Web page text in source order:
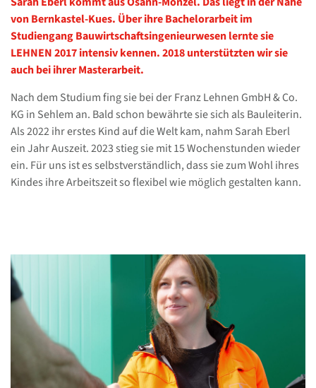
von Bernkastel-Kues. Über ihre Bachelorarbeit im
Studiengang Bauwirtschaftsingenieurwesen lernte sie
LEHNEN 2017 intensiv kennen. 2018 unterstützten wir sie
auch bei ihrer Masterarbeit.
Nach dem Studium fing sie bei der Franz Lehnen GmbH & Co.
KG in Sehlem an. Bald schon bewährte sie sich als Bauleiterin.
Als 2022 ihr erstes Kind auf die Welt kam, nahm Sarah Eberl
ein Jahr Auszeit. 2023 stieg sie mit 15 Wochenstunden wieder
ein. Für uns ist es selbstverständlich, dass sie zum Wohl ihres
Kindes ihre Arbeitszeit so flexibel wie möglich gestalten kann.